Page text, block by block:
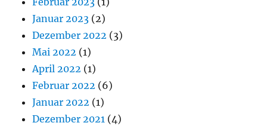
Januar 2023 (2)
Dezember 2022 (3)
Mai 2022 (1)
April 2022 (1)
Februar 2022 (6)
Januar 2022 (1)
Dezember 2021 (4)